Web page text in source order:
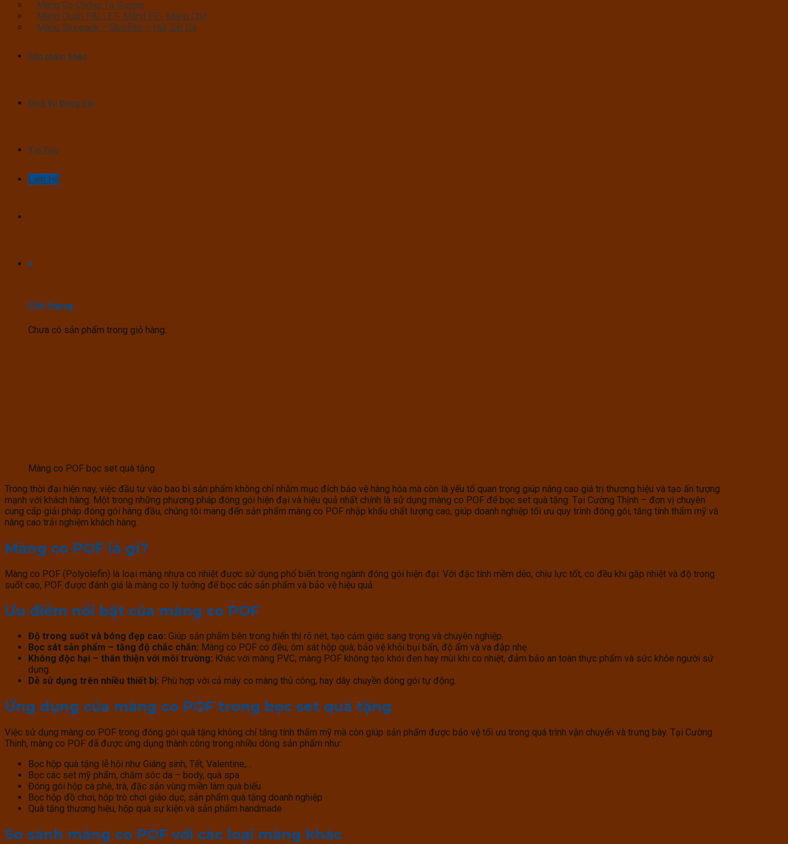
Màng Co Chống Tụ Sương
Màng Quấn PALLET- Màng PE- Màng Chit
Màng Skinpack – Skinfilm – Hút Sát Da
Sản phẩm khác
Dịch Vụ Đóng Gói
Tin Tức
Liên Hệ
0
Giỏ hàng
Chưa có sản phẩm trong giỏ hàng.
Màng co POF bọc set quà tặng
Trong thời đại hiện nay, việc đầu tư vào bao bì sản phẩm không chỉ nhằm mục đích bảo vệ hàng hóa mà còn là yếu tố quan trọng giúp nâng cao giá trị thương hiệu và tạo ấn tượng
mạnh với khách hàng. Một trong những phương pháp đóng gói hiện đại và hiệu quả nhất chính là sử dụng màng co POF để bọc set quà tặng. Tại Cường Thịnh – đơn vị chuyên
cung cấp giải pháp đóng gói hàng đầu, chúng tôi mang đến sản phẩm màng co POF nhập khẩu chất lượng cao, giúp doanh nghiệp tối ưu quy trình đóng gói, tăng tính thẩm mỹ và
nâng cao trải nghiệm khách hàng.
Màng co POF là gì?
Màng co POF (Polyolefin) là loại màng nhựa co nhiệt được sử dụng phổ biến trong ngành đóng gói hiện đại. Với đặc tính mềm dẻo, chịu lực tốt, co đều khi gặp nhiệt và độ trong
suốt cao, POF được đánh giá là màng co lý tưởng để bọc các sản phẩm và bảo vệ hiệu quả.
Ưu điểm nổi bật của màng co POF
Độ trong suốt và bóng đẹp cao: Giúp sản phẩm bên trong hiển thị rõ nét, tạo cảm giác sang trọng và chuyên nghiệp.
Bọc sát sản phẩm – tăng độ chắc chắn: Màng co POF co đều, ôm sát hộp quà, bảo vệ khỏi bụi bẩn, độ ẩm và va đập nhẹ.
Không độc hại – thân thiện với môi trường: Khác với màng PVC, màng POF không tạo khói đen hay mùi khi co nhiệt, đảm bảo an toàn thực phẩm và sức khỏe người sử
dụng.
Dễ sử dụng trên nhiều thiết bị: Phù hợp với cả máy co màng thủ công, hay dây chuyền đóng gói tự động.
Ứng dụng của màng co POF trong bọc set quà tặng
Việc sử dụng màng co POF trong đóng gói quà tặng không chỉ tăng tính thẩm mỹ mà còn giúp sản phẩm được bảo vệ tối ưu trong quá trình vận chuyển và trưng bày. Tại Cường
Thịnh, màng co POF đã được ứng dụng thành công trong nhiều dòng sản phẩm như:
Bọc hộp quà tặng lễ hội như Giáng sinh, Tết, Valentine,…
Bọc các set mỹ phẩm, chăm sóc da – body, quà spa
Đóng gói hộp cà phê, trà, đặc sản vùng miền làm quà biếu
Bọc hộp đồ chơi, hộp trò chơi giáo dục, sản phẩm quà tặng doanh nghiệp
Quà tặng thương hiệu, hộp quà sự kiện và sản phẩm handmade
So sánh màng co POF với các loại màng khác